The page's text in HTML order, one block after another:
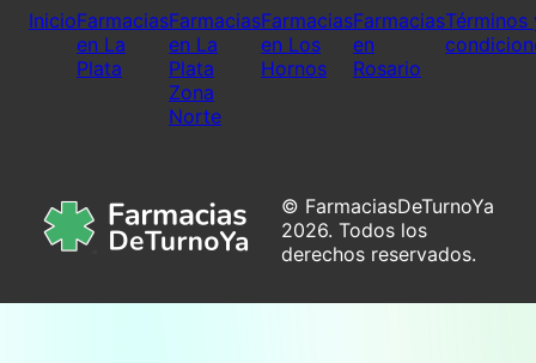
InicioFarmacias
en La
Plata
Farmacias
en La
Plata
Zona
Norte
Farmacias
en Los
Hornos
Farmacias
en
Rosario
Términos
© FarmaciasDeTurnoYa
2026. Todos los
derechos reservados.